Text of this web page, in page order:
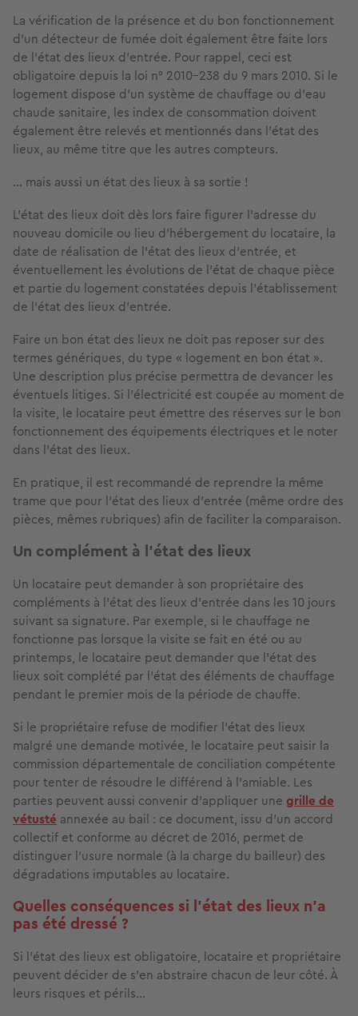
La vérification de la présence et du bon fonctionnement
d’un détecteur de fumée doit également être faite lors
de l’état des lieux d’entrée. Pour rappel, ceci est
obligatoire depuis la loi n° 2010-238 du 9 mars 2010. Si le
logement dispose d’un système de chauffage ou d’eau
chaude sanitaire, les index de consommation doivent
également être relevés et mentionnés dans l’état des
lieux, au même titre que les autres compteurs.
… mais aussi un état des lieux à sa sortie !
L’état des lieux doit dès lors faire figurer l'adresse du
nouveau domicile ou lieu d'hébergement du locataire, la
date de réalisation de l'état des lieux d'entrée, et
éventuellement les évolutions de l’état de chaque pièce
et partie du logement constatées depuis l’établissement
de l’état des lieux d’entrée.
Faire un bon état des lieux ne doit pas reposer sur des
termes génériques, du type « logement en bon état ».
Une description plus précise permettra de devancer les
éventuels litiges. Si l’électricité est coupée au moment de
la visite, le locataire peut émettre des réserves sur le bon
fonctionnement des équipements électriques et le noter
dans l’état des lieux.
En pratique, il est recommandé de reprendre la même
trame que pour l’état des lieux d’entrée (même ordre des
pièces, mêmes rubriques) afin de faciliter la comparaison.
Un complément à l’état des lieux
Un locataire peut demander à son propriétaire des
compléments à l’état des lieux d’entrée dans les 10 jours
suivant sa signature. Par exemple, si le chauffage ne
fonctionne pas lorsque la visite se fait en été ou au
printemps, le locataire peut demander que l’état des
lieux soit complété par l’état des éléments de chauffage
pendant le premier mois de la période de chauffe.
Si le propriétaire refuse de modifier l’état des lieux
malgré une demande motivée, le locataire peut saisir la
commission départementale de conciliation compétente
pour tenter de résoudre le différend à l’amiable. Les
parties peuvent aussi convenir d’appliquer une grille de
vétusté annexée au bail : ce document, issu d’un accord
collectif et conforme au décret de 2016, permet de
distinguer l’usure normale (à la charge du bailleur) des
dégradations imputables au locataire.
Quelles conséquences si l'état des lieux n'a
pas été dressé ?
Si l’état des lieux est obligatoire, locataire et propriétaire
peuvent décider de s’en abstraire chacun de leur côté. À
leurs risques et périls...